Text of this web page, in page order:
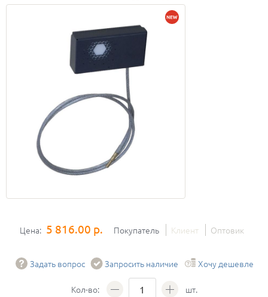
Цена: 5 816.00 р. Покупатель Клиент Оптовик
Задать вопрос Запросить наличие Хочу дешевле
Кол-во: шт.